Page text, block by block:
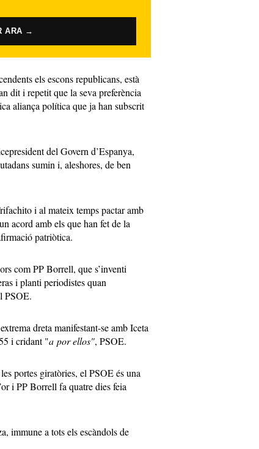
ARA →
els escons republicans, està
dit i repetit que la seva preferència
aliança política que ja han subscrit
del Govern d’Espanya,
sumin i, aleshores, de ben
i al mateix temps pactar amb
acord amb els que han fet de la
patriòtica.
com PP Borrell, que s’inventi
i planti periodistes quan
PSOE.
dreta manifestant-se amb Iceta
i cridant "a por ellos", PSOE.
portes giratòries, el PSOE és una
i PP Borrell fa quatre dies feia
immune a tots els escàndols de